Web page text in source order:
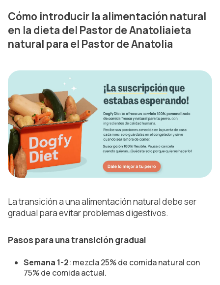
Cómo introducir la alimentación natural
en la dieta del Pastor de Anatoliaieta
natural para el Pastor de Anatolia
La transición a una alimentación natural debe ser
gradual para evitar problemas digestivos.
Pasos para una transición gradual
Semana 1-2: mezcla 25% de comida natural con
75% de comida actual.